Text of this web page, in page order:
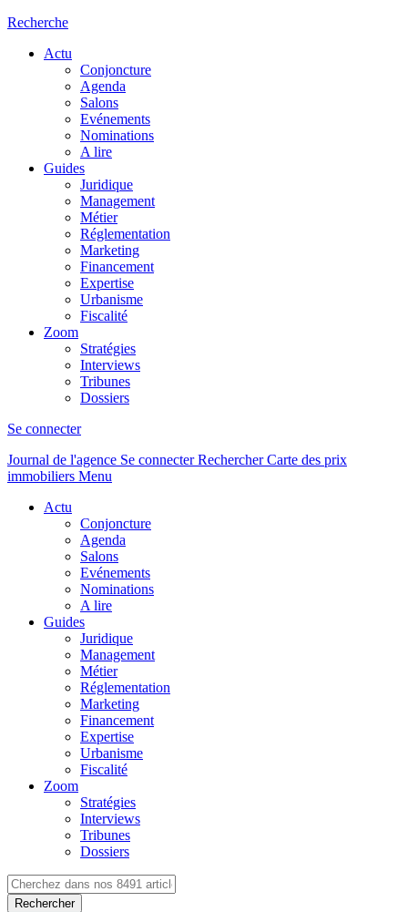
Recherche
Actu
Conjoncture
Agenda
Salons
Evénements
Nominations
A lire
Guides
Juridique
Management
Métier
Réglementation
Marketing
Financement
Expertise
Urbanisme
Fiscalité
Zoom
Stratégies
Interviews
Tribunes
Dossiers
Se connecter
Journal de l'agence Se connecterRechercher Carte des prix
immobiliers Menu
Actu
Conjoncture
Agenda
Salons
Evénements
Nominations
A lire
Guides
Juridique
Management
Métier
Réglementation
Marketing
Financement
Expertise
Urbanisme
Fiscalité
Zoom
Stratégies
Interviews
Tribunes
Dossiers
Rechercher